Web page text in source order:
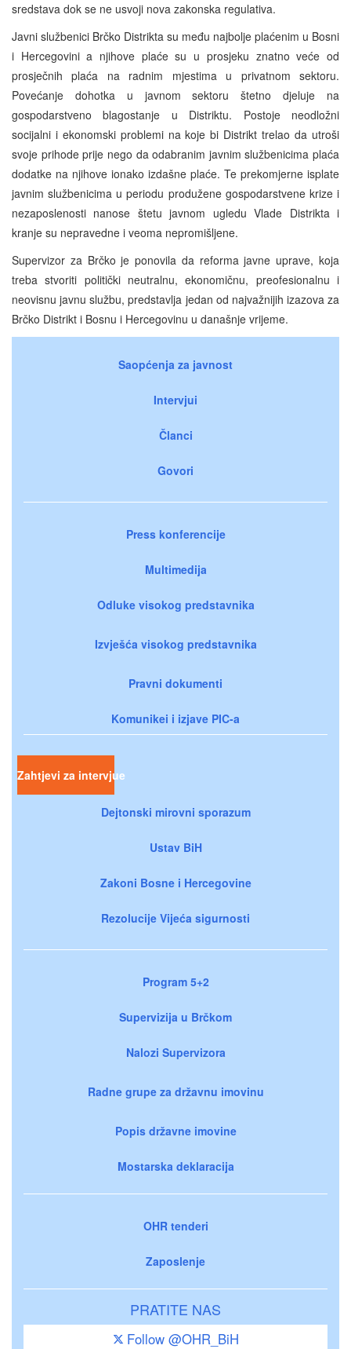
sredstava dok se ne usvoji nova zakonska regulativa.
Javni službenici Brčko Distrikta su među najbolje plaćenim u Bosni
i Hercegovini a njihove plaće su u prosjeku znatno veće od
prosječnih plaća na radnim mjestima u privatnom sektoru.
Povećanje dohotka u javnom sektoru štetno djeluje na
gospodarstveno blagostanje u Distriktu. Postoje neodložni
socijalni i ekonomski problemi na koje bi Distrikt trelao da utroši
svoje prihode prije nego da odabranim javnim službenicima plaća
dodatke na njihove ionako izdašne plaće. Te prekomjerne isplate
javnim službenicima u periodu produžene gospodarstvene krize i
nezaposlenosti nanose štetu javnom ugledu Vlade Distrikta i
kranje su nepravedne i veoma nepromišljene.
Supervizor za Brčko je ponovila da reforma javne uprave, koja
treba stvoriti politički neutralnu, ekonomičnu, preofesionalnu i
neovisnu javnu službu, predstavlja jedan od najvažnijih izazova za
Brčko Distrikt i Bosnu i Hercegovinu u današnje vrijeme.
Saopćenja za javnost
Intervjui
Članci
Govori
Press konferencije
Multimedija
Odluke visokog predstavnika
Izvješća visokog predstavnika
Pravni dokumenti
Komunikei i izjave PIC-a
Zahtjevi za intervjue
Dejtonski mirovni sporazum
Ustav BiH
Zakoni Bosne i Hercegovine
Rezolucije Vijeća sigurnosti
Program 5+2
Supervizija u Brčkom
Nalozi Supervizora
Radne grupe za državnu imovinu
Popis državne imovine
Mostarska deklaracija
OHR tenderi
Zaposlenje
PRATITE NAS
Follow @OHR_BiH